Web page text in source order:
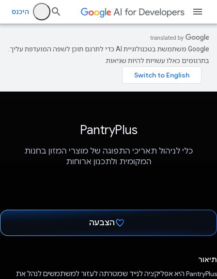
היכנס
‫Google משתמשת בטכנולוגיית AI כדי לתרגם תוכן לשפה המועדפת עליך.
בתרגומים כאלו עשויות להיות שגיאות.
PantryPlus
כלי לניהול תאריכי התפוגה של מוצרי המזון בחנות
המקומית ולתכנון ארוחות
הצבעה
תיאור
PantryPlus היא אפליקציה לנייד שמטרתה לעזור למשתמשים לנהל את